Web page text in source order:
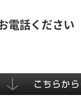
電話ください